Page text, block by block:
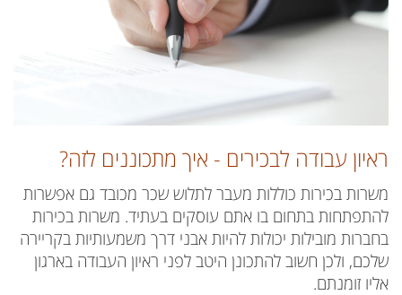
ראיון עבודה לבכירים - איך מתכוננים לזה?
משרות בכירות כוללות מעבר לתלוש שכר מכובד גם אפשרות
להתפתחות בתחום בו אתם עוסקים בעתיד. משרות בכירות
בחברות מובילות יכולות להיות אבני דרך משמעותיות בקריירה
שלכם, ולכן חשוב להתכונן היטב לפני ראיון העבודה בארגון
אליו זומנתם.